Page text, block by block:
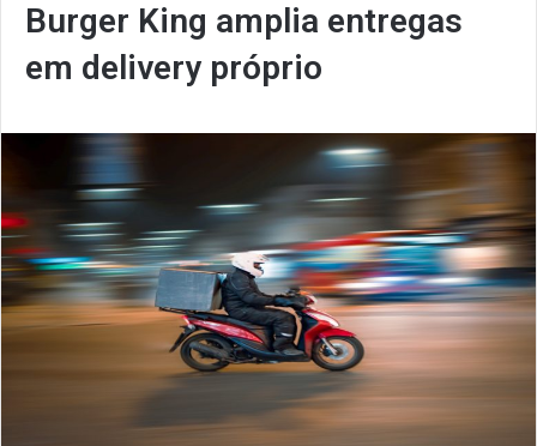
Burger King amplia entregas
em delivery próprio